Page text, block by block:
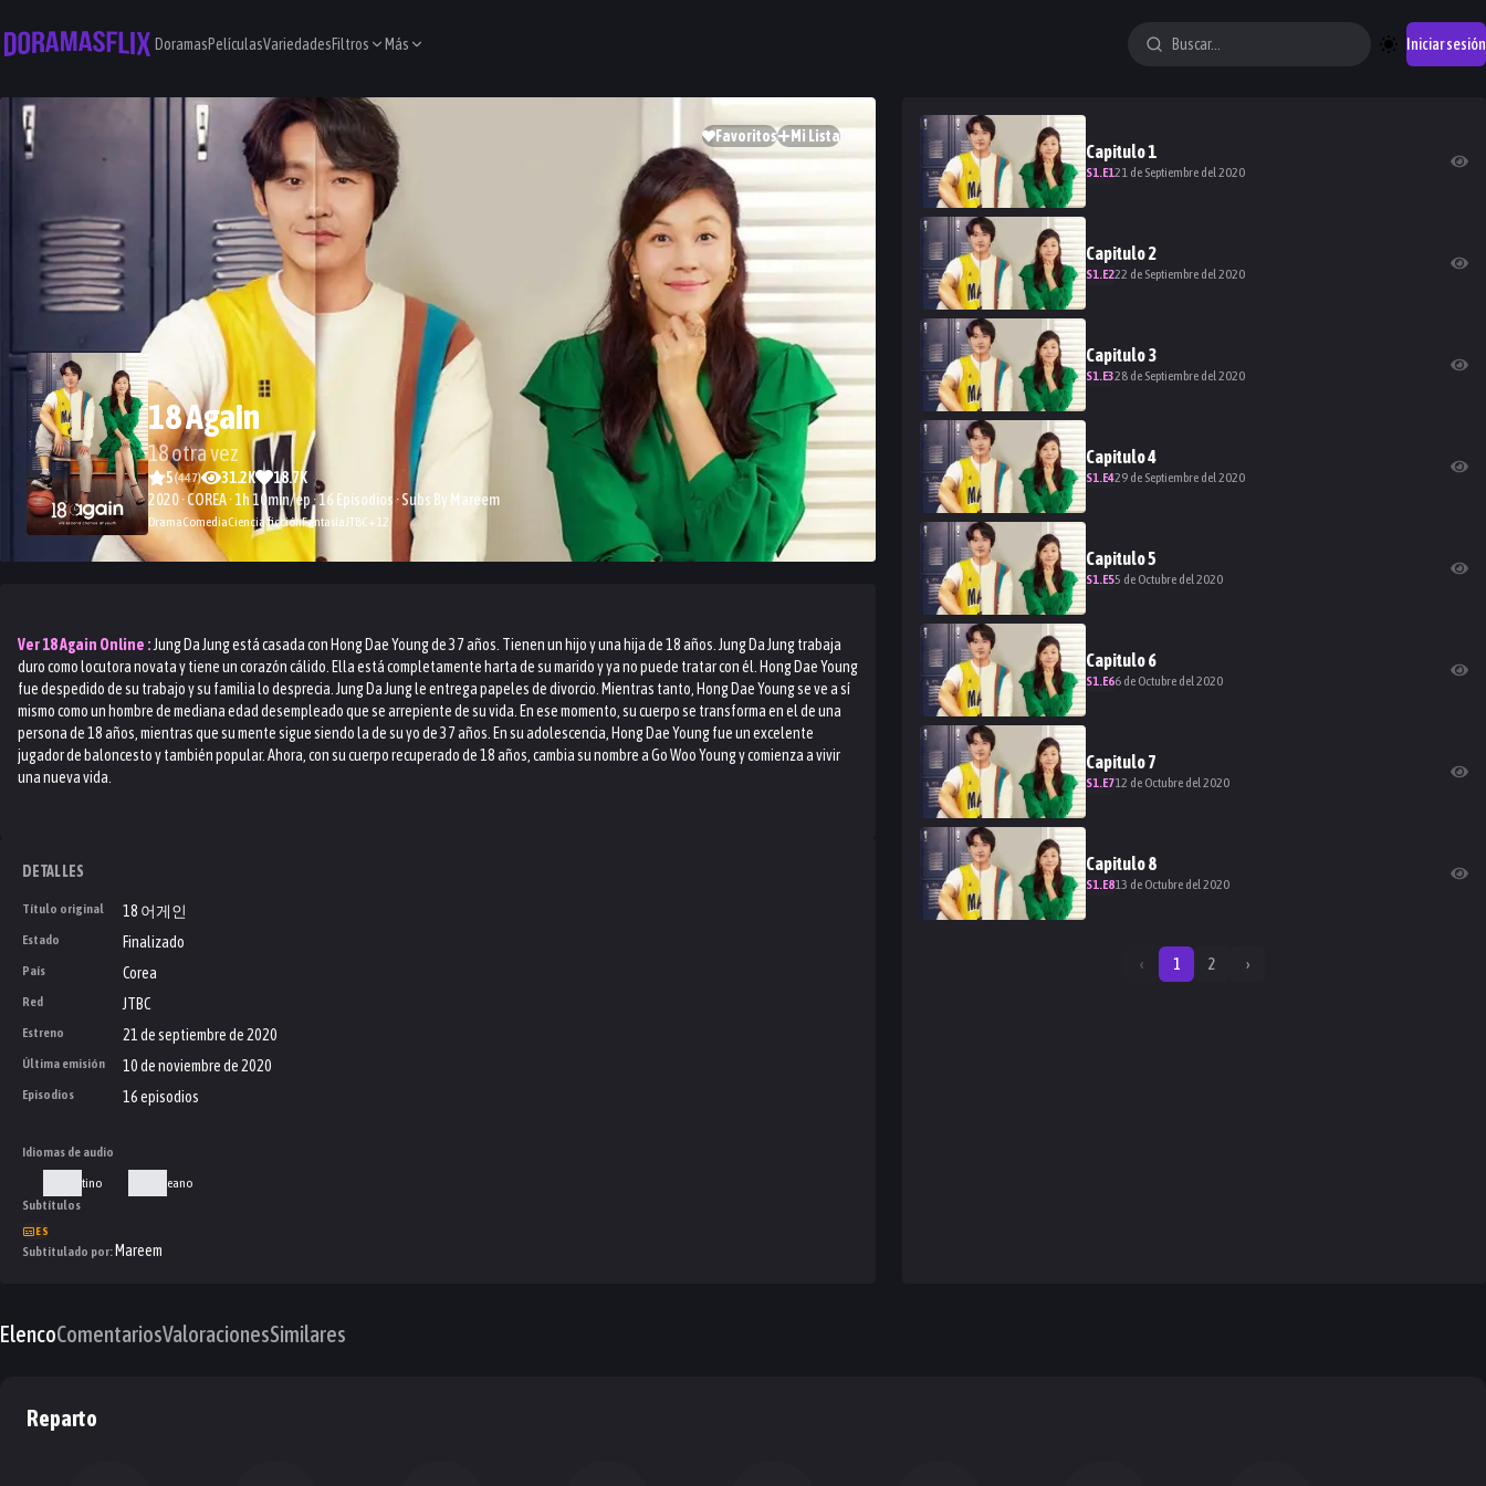
DoramasPelículasVariedadesFiltros Más Iniciar sesión
Favoritos Mi Lista
18 Again
18 otra vez
5(447) 31.2K
18.7K
2020 · COREA · 1h 10min/ep · 16 Episodios · Subs By Mareem
DramaComediaCiencia ficciónFantasíaJTBC+12
Ver18 Again Online : Jung Da Jung está casada con Hong Dae Young de 37 años. Tienen un hijo y una hija de 18 años. Jung Da Jung trabaja
duro como locutora novata y tiene un corazón cálido. Ella está completamente harta de su marido y ya no puede tratar con él. Hong Dae Young
fue despedido de su trabajo y su familia lo desprecia. Jung Da Jung le entrega papeles de divorcio. Mientras tanto, Hong Dae Young se ve a sí
mismo como un hombre de mediana edad desempleado que se arrepiente de su vida. En ese momento, su cuerpo se transforma en el de una
persona de 18 años, mientras que su mente sigue siendo la de su yo de 37 años. En su adolescencia, Hong Dae Young fue un excelente
jugador de baloncesto y también popular. Ahora, con su cuerpo recuperado de 18 años, cambia su nombre a Go Woo Young y comienza a vivir
una nueva vida.
DETALLES
Título original 18 어게인
Estado Finalizado
País Corea
Red JTBC
Estreno 21 de septiembre de 2020
Última emisión 10 de noviembre de 2020
Episodios 16 episodios
Idiomas de audio
Latino
Coreano
Subtítulos
ES
Subtitulado por: Mareem
Capitulo1
S1.E121 de Septiembre del 2020
Capitulo2
S1.E222 de Septiembre del 2020
Capitulo3
S1.E328 de Septiembre del 2020
Capitulo4
S1.E429 de Septiembre del 2020
Capitulo5
S1.E55 de Octubre del 2020
Capitulo6
S1.E66 de Octubre del 2020
Capitulo7
S1.E712 de Octubre del 2020
Capitulo8
S1.E813 de Octubre del 2020
‹ 1 2 ›
ElencoComentariosValoracionesSimilares
Reparto